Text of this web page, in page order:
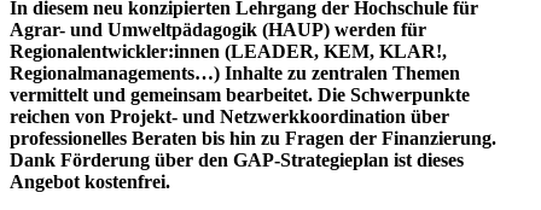
In diesem neu konzipierten Lehrgang der Hochschule für
Agrar- und Umweltpädagogik (HAUP) werden für
Regionalentwickler:innen (LEADER, KEM, KLAR!,
Regionalmanagements…) Inhalte zu zentralen Themen
vermittelt und gemeinsam bearbeitet. Die Schwerpunkte
reichen von Projekt- und Netzwerkkoordination über
professionelles Beraten bis hin zu Fragen der Finanzierung.
Dank Förderung über den GAP-Strategieplan ist dieses
Angebot kostenfrei.